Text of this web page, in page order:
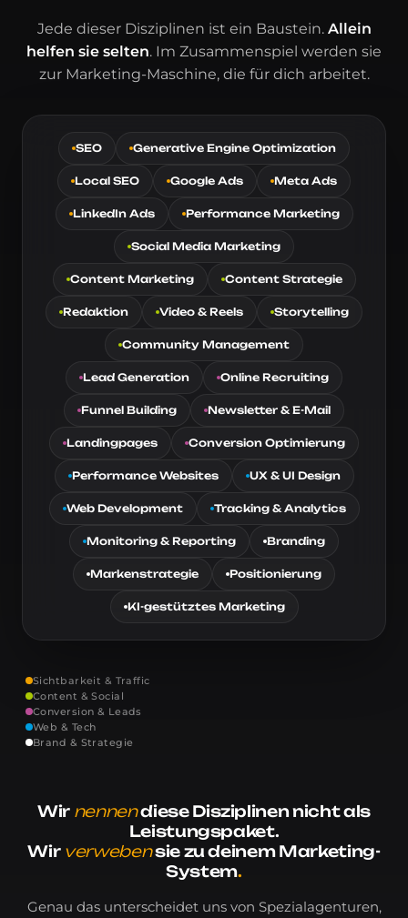
Jede dieser Disziplinen ist ein Baustein. Allein
helfen sie selten. Im Zusammenspiel werden sie
zur Marketing-Maschine, die für dich arbeitet.
SEO Generative Engine Optimization
Local SEO Google Ads Meta Ads
LinkedIn Ads Performance Marketing
Social Media Marketing
Content Marketing Content Strategie
Redaktion Video & Reels Storytelling
Community Management
Lead Generation Online Recruiting
Funnel Building Newsletter & E-Mail
Landingpages Conversion Optimierung
Performance Websites UX & UI Design
Web Development Tracking & Analytics
Monitoring & Reporting Branding
Markenstrategie Positionierung
KI-gestütztes Marketing
Sichtbarkeit & Traffic
Content & Social
Conversion & Leads
Web & Tech
Brand & Strategie
Wir nennendiese Disziplinen nicht als
Leistungspaket.
Wir verwebensie zudeinemMarketing-
System.
Genau das unterscheidet uns von Spezialagenturen,